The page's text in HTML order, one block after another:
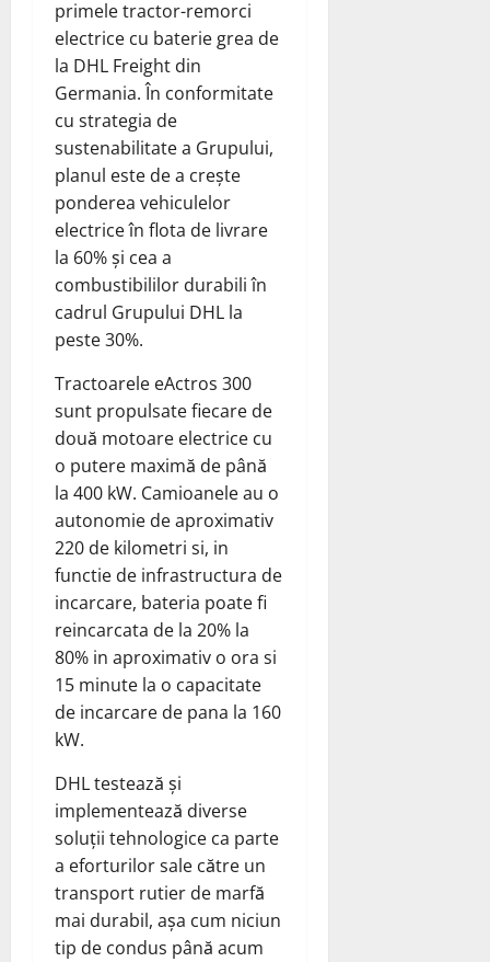
primele tractor-remorci
electrice cu baterie grea de
la DHL Freight din
Germania. În conformitate
cu strategia de
sustenabilitate a Grupului,
planul este de a crește
ponderea vehiculelor
electrice în flota de livrare
la 60% și cea a
combustibililor durabili în
cadrul Grupului DHL la
peste 30%.
Tractoarele eActros 300
sunt propulsate fiecare de
două motoare electrice cu
o putere maximă de până
la 400 kW. Camioanele au o
autonomie de aproximativ
220 de kilometri si, in
functie de infrastructura de
incarcare, bateria poate fi
reincarcata de la 20% la
80% in aproximativ o ora si
15 minute la o capacitate
de incarcare de pana la 160
kW.
DHL testează și
implementează diverse
soluții tehnologice ca parte
a eforturilor sale către un
transport rutier de marfă
mai durabil, așa cum niciun
tip de condus până acum